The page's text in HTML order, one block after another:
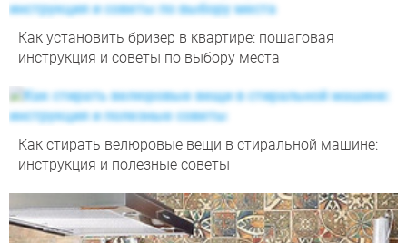
Как установить бризер в квартире: пошаговая
инструкция и советы по выбору места
Как стирать велюровые вещи в стиральной машине:
инструкция и полезные советы